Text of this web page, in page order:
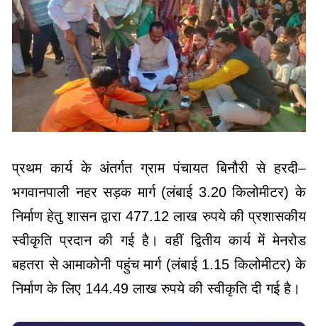
प्रथम कार्य के अंतर्गत ग्राम पंचायत बिनौरी से हरदी–
भगवानपाली नहर सड़क मार्ग (लंबाई 3.20 किलोमीटर) के
निर्माण हेतु शासन द्वारा 477.12 लाख रुपये की प्रशासकीय
स्वीकृति प्रदान की गई है। वहीं द्वितीय कार्य में मेनरोड
बहतरा से आमाकोनी पहुंच मार्ग (लंबाई 1.15 किलोमीटर) के
निर्माण के लिए 144.49 लाख रुपये की स्वीकृति दी गई है।